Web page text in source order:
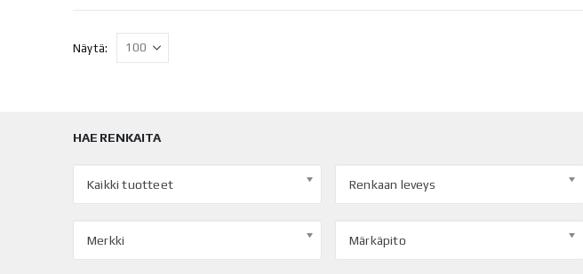
Näytä:
HAE RENKAITA
Kaikki tuotteet Renkaan leveys
Merkki Märkäpito